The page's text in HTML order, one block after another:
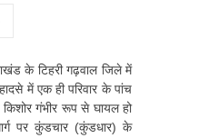
के टिहरी गढ़वाल जिले में
में एक ही परिवार के पांच
गंभीर रूप से घायल हो
पर कुंडचार (कुंडधार) के